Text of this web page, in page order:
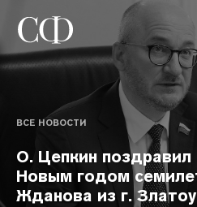
ВСЕ НОВОСТИ
О. Цепкин
Новым годом
Жданова из г.